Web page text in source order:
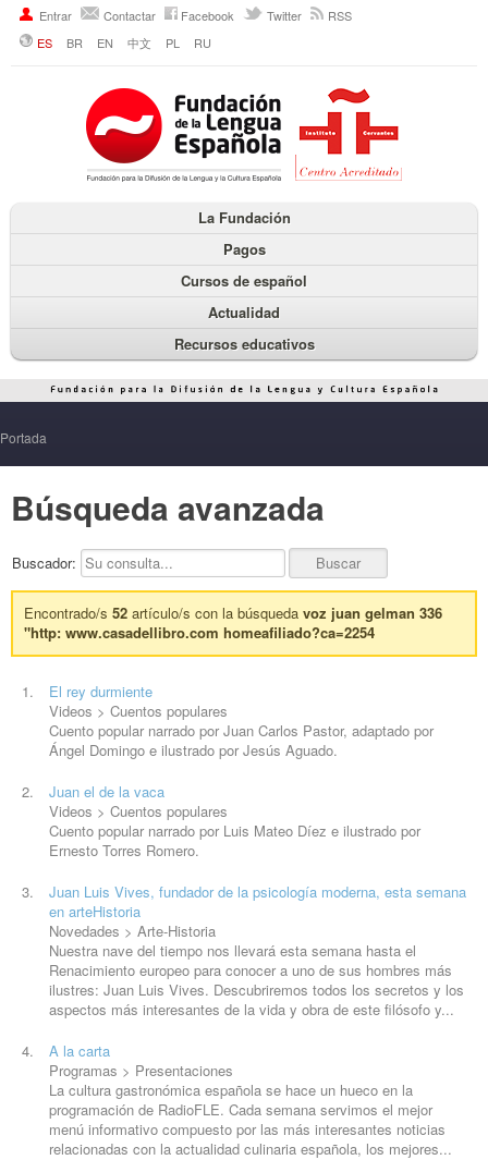
Entrar Contactar Facebook Twitter
RSS
ES
BR EN 中文 PL RU
La Fundación
Pagos
Cursos de español
Actualidad
Recursos educativos
Portada
Búsqueda avanzada
Buscador:
Encontrado/s52 artículo/s con la búsquedavoz juan gelman 336
"http: www.casadellibro.com homeafiliado?ca=2254
El rey durmiente
Videos > Cuentos populares
Cuento popular narrado por Juan Carlos Pastor, adaptado por
Ángel Domingo e ilustrado por Jesús Aguado.
Juan el de la vaca
Videos > Cuentos populares
Cuento popular narrado por Luis Mateo Díez e ilustrado por
Ernesto Torres Romero.
Juan Luis Vives, fundador de la psicología moderna, esta semana
en arteHistoria
Novedades > Arte-Historia
Nuestra nave del tiempo nos llevará esta semana hasta el
Renacimiento europeo para conocer a uno de sus hombres más
ilustres: Juan Luis Vives. Descubriremos todos los secretos y los
aspectos más interesantes de la vida y obra de este filósofo y...
A la carta
Programas > Presentaciones
La cultura gastronómica española se hace un hueco en la
programación de RadioFLE. Cada semana servimos el mejor
menú informativo compuesto por las más interesantes noticias
relacionadas con la actualidad culinaria española, los mejores...